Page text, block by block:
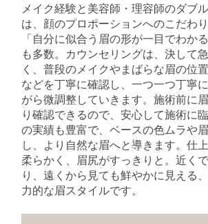
メイク経験と美容師・理容師のダブ
は、顔のプロポーションへのこだわり
「自分に似合う眉の形が一目でわか
も多数。カウンセリングは、決して
く、普段のメイクやまばらな眉の位
などを丁寧に確認し、一つ一つ丁寧
がら微調整していきます。施術前に
り確認できるので、安心して施術に
の実績も豊富で、ベースの色ムラや
し、より自然な眉へと導きます。仕
柔らかく、眉尻がすっきりと。近く
り、遠くから見ても鮮やかに見える
力的な眉スタイルです。